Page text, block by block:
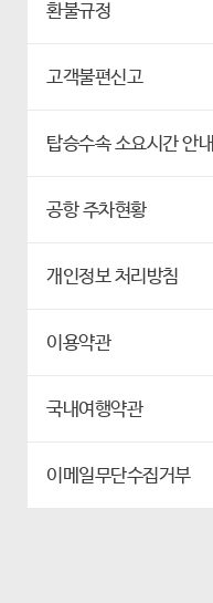
환불규정
고객불편신고
탑승수속 소요시간 안내
공항 주차현황
개인정보 처리방침
이용약관
국내여행약관
이메일무단수집거부